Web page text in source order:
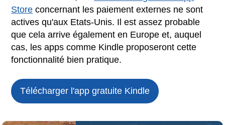
Store concernant les paiement externes ne sont
actives qu'aux Etats-Unis. Il est assez probable
que cela arrive également en Europe et, auquel
cas, les apps comme Kindle proposeront cette
fonctionnalité bien pratique.
Télécharger l'app gratuite Kindle